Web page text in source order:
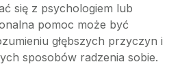
się z psychologiem lub
pomoc może być
głębszych przyczyn i
sposobów radzenia sobie.